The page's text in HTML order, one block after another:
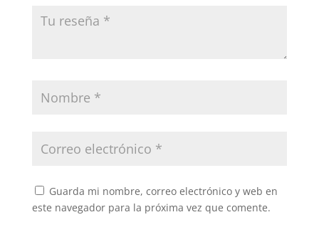
Guarda mi nombre, correo electrónico y web en
este navegador para la próxima vez que comente.